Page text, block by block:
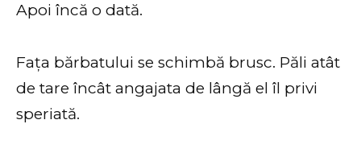
Apoi încă o dată.
Fața bărbatului se schimbă brusc. Păli atât
de tare încât angajata de lângă el îl privi
speriată.